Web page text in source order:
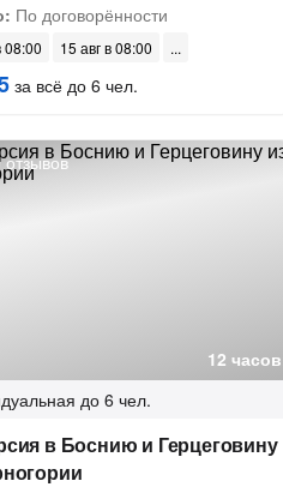
По договорённости
08:00
15 авг в 08:00
за всё до 6 чел.
12 часов
отзывов
до 6 чел.
в Боснию и Герцеговину